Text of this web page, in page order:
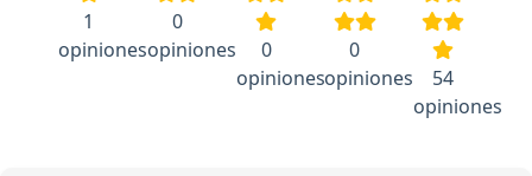
1
opiniones
0
opiniones
0
opiniones
0
opiniones
54
opiniones